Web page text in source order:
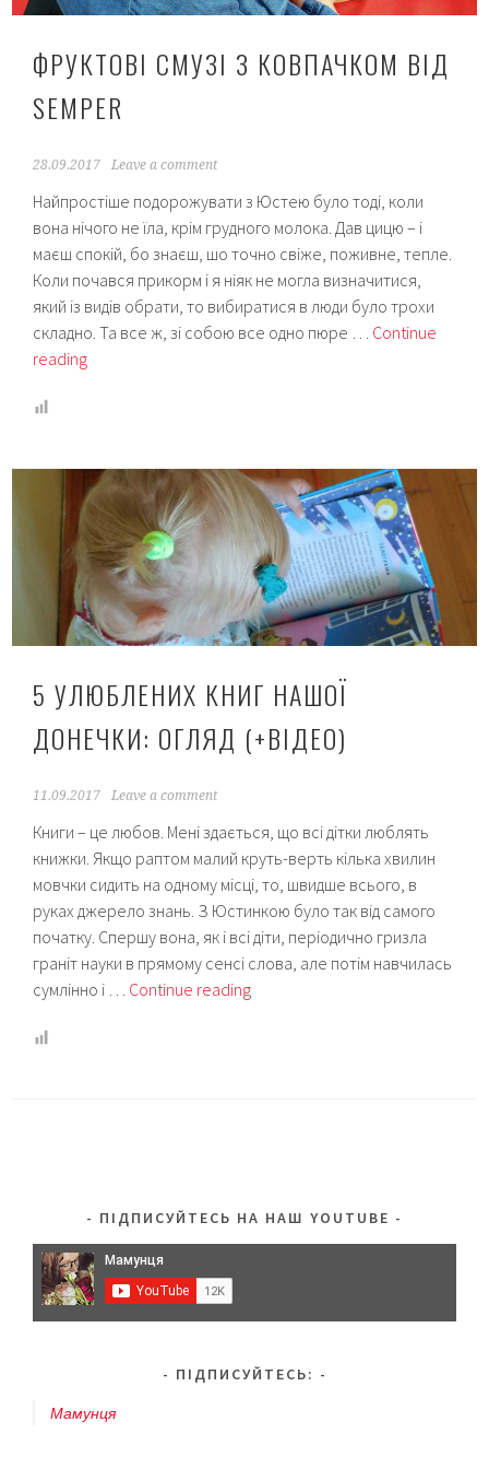
ФРУКТОВІ СМУЗІ З КОВПАЧКОМ ВІД
SEMPER
28.09.2017 Leave a comment
Найпростіше подорожувати з Юстею було тоді, коли
вона нічого не їла, крім грудного молока. Дав цицю – і
маєш спокій, бо знаєш, шо точно свіже, поживне, тепле.
Коли почався прикорм і я ніяк не могла визначитися,
який із видів обрати, то вибиратися в люди було трохи
складно. Та все ж, зі собою все одно пюре … Continue
readingФруктові
Semper
5 УЛЮБЛЕНИХ КНИГ НАШОЇ
ДОНЕЧКИ: ОГЛЯД (+ВІДЕО)
11.09.2017 Leave a comment
Книги – це любов. Мені здається, що всі дітки люблять
книжки. Якщо раптом малий круть-верть кілька хвилин
мовчки сидить на одному місці, то, швидше всього, в
руках джерело знань. З Юстинкою було так від самого
початку. Спершу вона, як і всі діти, періодично гризла
граніт науки в прямому сенсі слова, але потім навчилась
сумлінно і … Continue reading5
ПІДПИСУЙТЕСЬ НА НАШ YOUTUBE
ПІДПИСУЙТЕСЬ:
Мамунця